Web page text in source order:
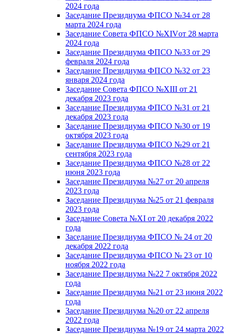
2024 года
Заседание Президиума ФПСО №34 от 28
марта 2024 года
Заседание Совета ФПСО №XIVот 28 марта
2024 года
Заседание Президиума ФПСО №33 от 29
февраля 2024 года
Заседание Президиума ФПСО №32 от 23
января 2024 года
Заседание Совета ФПСО №XIII от 21
декабря 2023 года
Заседание Президиума ФПСО №31 от 21
декабря 2023 года
Заседание Президиума ФПСО №30 от 19
октября 2023 года
Заседание Президиума ФПСО №29 от 21
сентября 2023 года
Заседание Президиума ФПСО №28 от 22
июня 2023 года
Заседание Президиума №27 от 20 апреля
2023 года
Заседание Президиума №25 от 21 февраля
2023 года
Заседание Совета №XI от 20 декабря 2022
года
Заседание Президиума ФПСО № 24 от 20
декабря 2022 года
Заседание Президиума ФПСО № 23 от 10
ноября 2022 года
Заседание Президиума №22 7 октября 2022
года
Заседание Президиума №21 от 23 июня 2022
года
Заседание Президиума №20 от 22 апреля
2022 года
Заседание Президиума №19 от 24 марта 2022